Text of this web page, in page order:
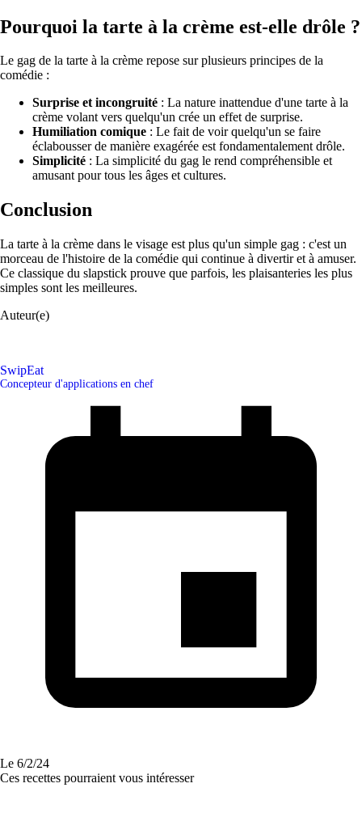
Pourquoi la tarte à la crème est-elle drôle ?
Le gag de la tarte à la crème repose sur plusieurs principes de la
comédie :
Surprise et incongruité : La nature inattendue d'une tarte à la
crème volant vers quelqu'un crée un effet de surprise.
Humiliation comique : Le fait de voir quelqu'un se faire
éclabousser de manière exagérée est fondamentalement drôle.
Simplicité : La simplicité du gag le rend compréhensible et
amusant pour tous les âges et cultures.
Conclusion
La tarte à la crème dans le visage est plus qu'un simple gag : c'est un
morceau de l'histoire de la comédie qui continue à divertir et à amuser.
Ce classique du slapstick prouve que parfois, les plaisanteries les plus
simples sont les meilleures.
Auteur(e)
SwipEat
Concepteur d'applications en chef
Le 6/2/24
Ces recettes pourraient vous intéresser